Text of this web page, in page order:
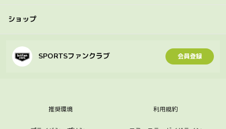
ショップ
SPORTSファンクラブ 会員登録
推奨環境 利用規約